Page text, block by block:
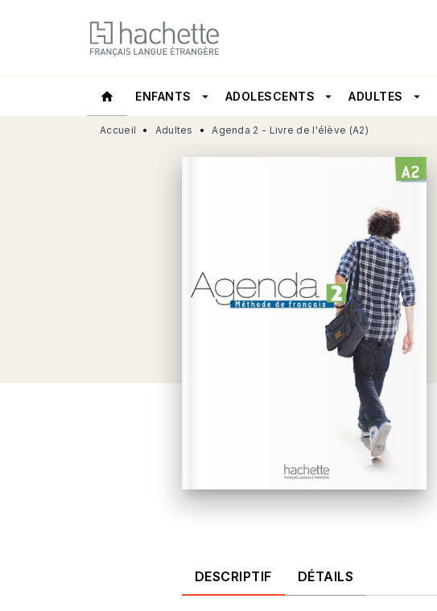
MENU RECHERCHE
home ENFANTS arrow_drop_down ADOLESCENTS arrow_drop_down ADULTES arrow_drop_down
Accueil • Adultes • Agenda 2 - Livre de l'élève (A2)
DESCRIPTIF DÉTAILS